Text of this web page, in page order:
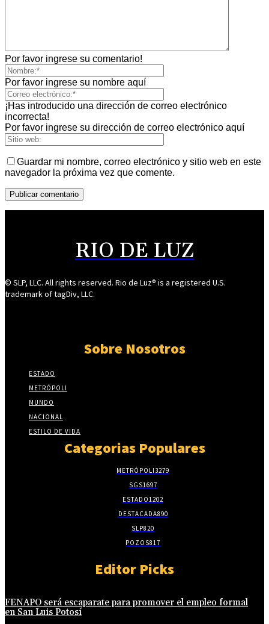
Por favor ingrese su comentario!
Por favor ingrese su nombre aquí
¡Has introducido una dirección de correo electrónico
incorrecta!
Por favor ingrese su dirección de correo electrónico aquí
Guardar mi nombre, correo electrónico y sitio web en este
navegador la próxima vez que comente.
RIO DE LUZ
© SLP, LLC. All rights reserved. Rio de Luz® is a registered U.S.
trademark of tagDiv, LLC.
Sobre Nosotros
ESTADO
METRÓPOLI
MUNDO
NACIONAL
ESTILO DE VIDA
Categorias Populares
METRÓPOLI3279
SGS1697
ESTADO1202
DESTACADA890
SLP820
POZOS817
Editor Picks
FENAPO será escaparate para promover el empleo formal
en San Luis Potosí